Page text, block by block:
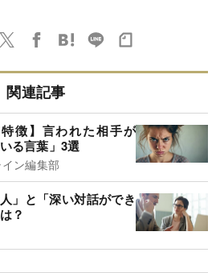
関連記事
徴】言われた相手が
る言葉」3選
ン編集部
」と「深い対話ができ
？